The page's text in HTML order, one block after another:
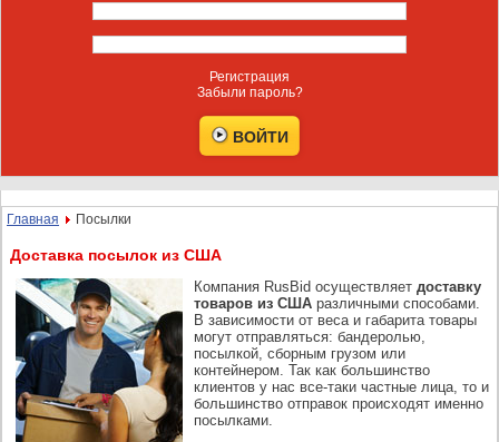
Регистрация
Забыли пароль?
Главная Посылки
Доставка посылок из США
Компания RusBid осуществляет доставку
товаров из США различными способами.
В зависимости от веса и габарита товары
могут отправляться: бандеролью,
посылкой, сборным грузом или
контейнером. Так как большинство
клиентов у нас все-таки частные лица, то и
большинство отправок происходят именно
посылками.